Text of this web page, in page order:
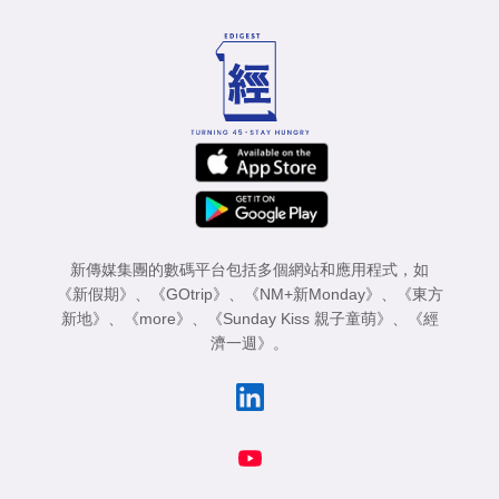
新傳媒集團的數碼平台包括多個網站和應用程式，如
《新假期》 、 《GOtrip》 、 《NM+新Monday》 、
《東方
新地》 、 《more》 、 《Sunday Kiss 親子童萌》 、
《經
濟一週》 。